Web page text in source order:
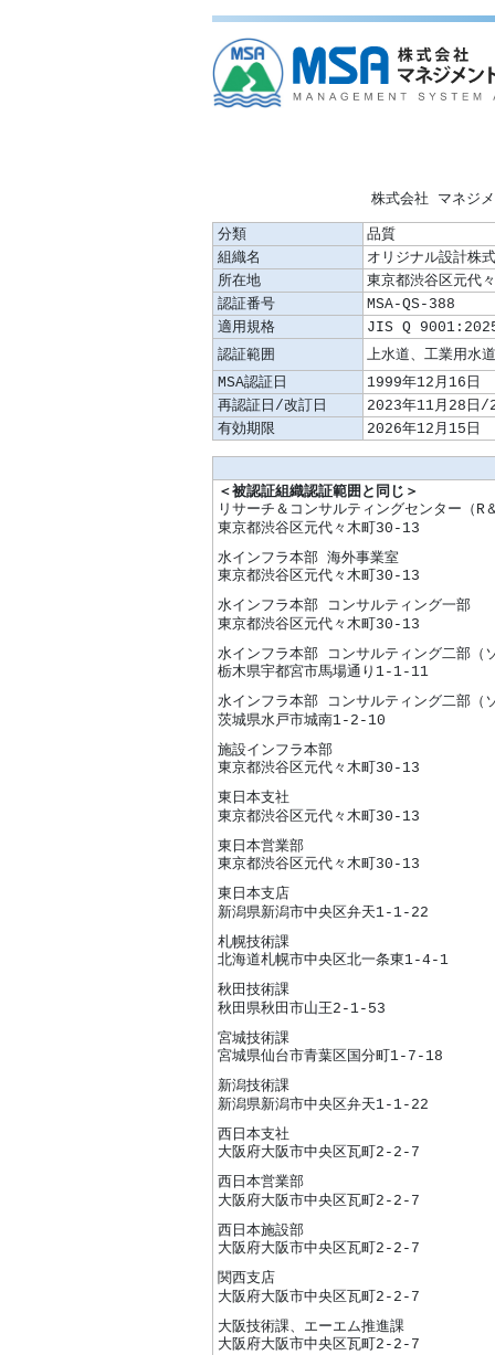
株式会社 マネジ
分類
品質
組織名
オリジナル設計
所在地
東京都渋谷区元代
認証番号
MSA-QS-388
適用規格
JIS Q
認証範囲
MSA認証日
1999年12月16日
再認証日/改訂日
2023年11月28日/
有効期限
2026年12月15日
＜被認証組織認証範囲と同じ＞
リサーチ＆コンサルティングセンター（R
東京都渋谷区元代々木町30-13
水インフラ本部 海外事業室
東京都渋谷区元代々木町30-13
水インフラ本部 コンサルティング一部
東京都渋谷区元代々木町30-13
水インフラ本部 コンサルティング二部（
栃木県宇都宮市馬場通り1-1-11
水インフラ本部 コンサルティング二部（
茨城県水戸市城南1-2-10
施設インフラ本部
東京都渋谷区元代々木町30-13
東日本支社
東京都渋谷区元代々木町30-13
東日本営業部
東京都渋谷区元代々木町30-13
東日本支店
新潟県新潟市中央区弁天1-1-22
札幌技術課
北海道札幌市中央区北一条東1-4-1
秋田技術課
秋田県秋田市山王2-1-53
宮城技術課
宮城県仙台市青葉区国分町1-7-18
新潟技術課
新潟県新潟市中央区弁天1-1-22
西日本支社
大阪府大阪市中央区瓦町2-2-7
西日本営業部
大阪府大阪市中央区瓦町2-2-7
西日本施設部
大阪府大阪市中央区瓦町2-2-7
関西支店
大阪府大阪市中央区瓦町2-2-7
大阪技術課、エーエム推進課
大阪府大阪市中央区瓦町2-2-7